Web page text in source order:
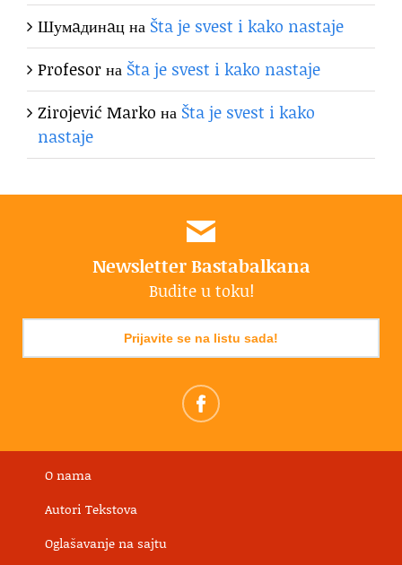
Шумaдинaцна Šta je svest i kako nastaje
Profesorна Šta je svest i kako nastaje
Zirojević Marko на Šta je svest i kako
nastaje
Newsletter Bastabalkana
Budite u toku!
Prijavite se na listu sada!
O nama
Autori Tekstova
Oglašavanje na sajtu